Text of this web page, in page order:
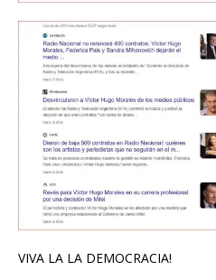
VIVA LA LA DEMOCRACIA!